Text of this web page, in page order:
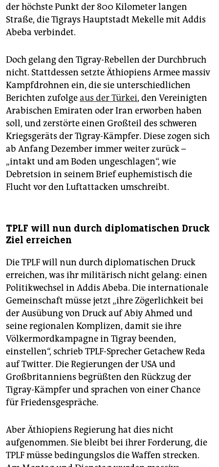
der höchste Punkt der 800 Kilometer langen
Straße, die Tigrays Hauptstadt Mekelle mit Addis
Abeba verbindet.
Doch gelang den Tigray-Rebellen der Durchbruch
nicht. Stattdessen setzte Äthiopiens Armee massiv
Kampfdrohnen ein, die sie unterschiedlichen
Berichten zufolgeaus der Türkei, den Vereinigten
Arabischen Emiraten oder Iran erworben haben
soll, und zerstörte einen Großteil des schweren
Kriegsgeräts der Tigray-Kämpfer. Diese zogen sich
ab Anfang Dezember immer weiter zurück –
„intakt und am Boden ungeschlagen“, wie
Debretsion in seinem Brief euphemistisch die
Flucht vor den Luftattacken umschreibt.
TPLF will nun durch diplomatischen Druck
Ziel erreichen
Die TPLF will nun durch diplomatischen Druck
erreichen, was ihr militärisch nicht gelang: einen
Politikwechsel in Addis Abeba. Die internationale
Gemeinschaft müsse jetzt „ihre Zögerlichkeit bei
der Ausübung von Druck auf Abiy Ahmed und
seine regionalen Komplizen, damit sie ihre
Völkermordkampagne in Tigray beenden,
einstellen“, schrieb TPLF-Sprecher Getachew Reda
auf Twitter. Die Regierungen der USA und
Großbritanniens begrüßten den Rückzug der
Tigray-Kämpfer und sprachen von einer Chance
für Friedensgespräche.
Aber Äthiopiens Regierung hat dies nicht
aufgenommen. Sie bleibt bei ihrer Forderung, die
TPLF müsse bedingungslos die Waffen strecken.